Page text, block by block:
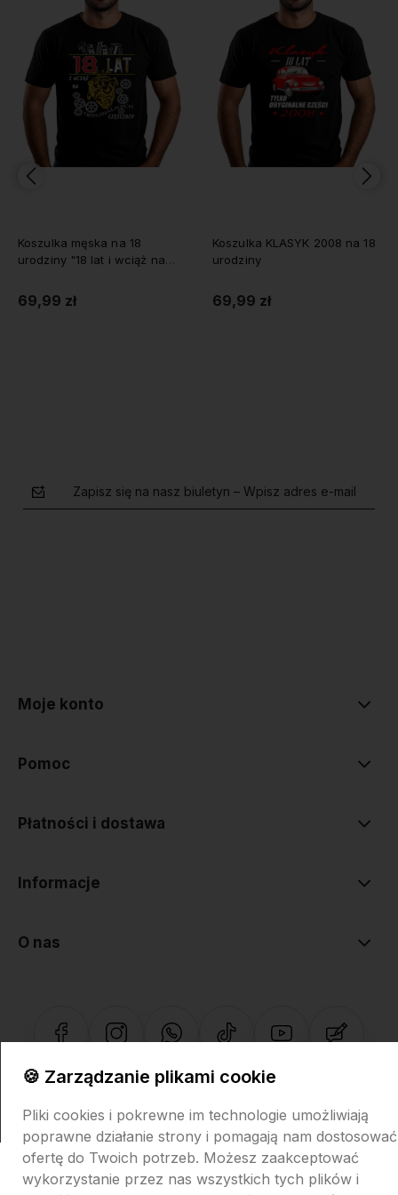
Koszulka męska na 18
urodziny "18 lat i wciąż na
69,99 zł
Koszulka KLASYK 2008 na 18
urodziny
69,99 zł
Zapisz się na nasz biuletyn – Wpisz adres e-mail
Moje konto
Pomoc
Płatności i dostawa
Informacje
O nas
Sklep internetowy Shoper.pl Szablon Shoper Modern 3.0™
🍪 Zarządzanie plikami cookie
Pliki cookies i pokrewne im technologie umożliwiają
poprawne działanie strony i pomagają nam dostosować
ofertę do Twoich potrzeb. Możesz zaakceptować
wykorzystanie przez nas wszystkich tych plików i